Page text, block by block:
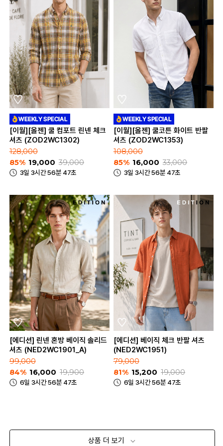
[이월][올젠] 쿨 컴포트 린넨 체크
셔츠 (ZOD2WC1302)
128,000
85% 19,000 39,000
3일 3시간 56분 47초
[이월][올젠] 쿨코튼 화이트 반팔
셔츠 (ZOD2WC1353)
108,000
85% 16,000 33,000
3일 3시간 56분 47초
[에디션] 린넨 혼방 베이직 솔리드
셔츠 (NED2WC1901_A)
99,000
84% 16,000 19,900
6일 3시간 56분 47초
[에디션] 베이직 체크 반팔 셔츠
(NED2WC1951)
79,000
81% 15,200 19,000
6일 3시간 56분 47초
상품 더 보기